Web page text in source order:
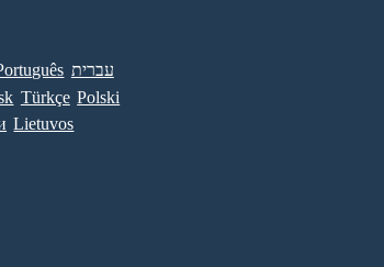
עברית
Türkçe Polski
Lietuvos